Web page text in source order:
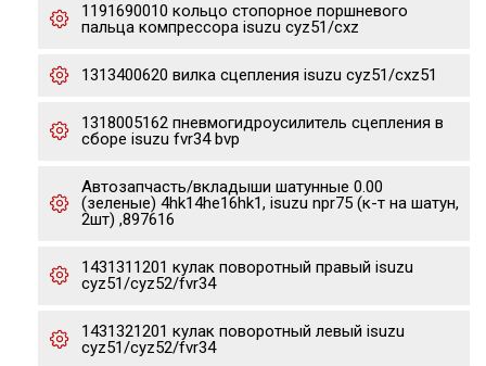
1191690010 кольцо стопорное поршневого
пальца компрессора isuzu cyz51/cxz
1313400620 вилка сцепления isuzu cyz51/cxz51
1318005162 пневмогидроусилитель сцепления в
сборе isuzu fvr34 bvp
Автозапчасть/вкладыши шатунные 0.00
(зеленые) 4hk14he16hk1, isuzu npr75 (к-т на шатун,
2шт) ,897616
1431311201 кулак поворотный правый isuzu
cyz51/cyz52/fvr34
1431321201 кулак поворотный левый isuzu
cyz51/cyz52/fvr34